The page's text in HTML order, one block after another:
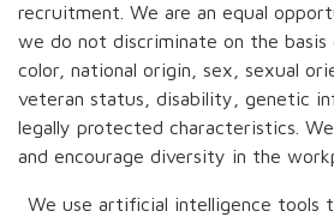
recruitment. We are an equal
we do not discriminate on the basis
color, national origin, sex, sexual
veteran status, disability, genetic
legally protected characteristics.
and encourage diversity in the
We use artificial intelligence tools